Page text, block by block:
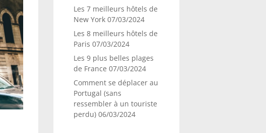
Les 7 meilleurs hôtels de
New York 07/03/2024
Les 8 meilleurs hôtels de
Paris 07/03/2024
Les 9 plus belles plages
de France 07/03/2024
Comment se déplacer au
Portugal (sans
ressembler à un touriste
perdu) 06/03/2024